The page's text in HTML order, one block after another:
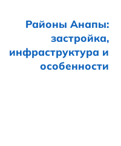
Районы Анапы:
застройка,
инфраструктура и
особенности